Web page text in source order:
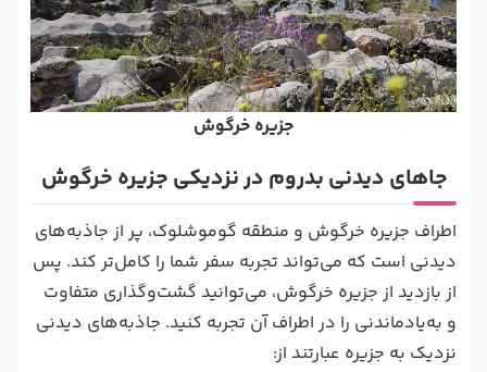
جزیره خرگوش
جاهای دیدنی بدروم در نزدیکی جزیره خرگوش
اطراف جزیره خرگوش و منطقه گوموشلوک، پر از جاذبه‌های
دیدنی است که می‌تواند تجربه سفر شما را کامل‌تر کند. پس
از بازدید از جزیره خرگوش، می‌توانید گشت‌وگذاری متفاوت
و به‌یادماندنی را در اطراف آن تجربه کنید. جاذبه‌های دیدنی
نزدیک به جزیره عبارتند از: